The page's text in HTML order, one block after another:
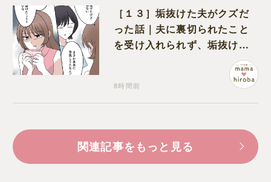
［１３］垢抜けた夫がクズだ
った話｜夫に裏切られたこと
を受け入れられず、垢抜けた
ことが関係しているのかと嘆
8時間前
関連記事をもっと見る